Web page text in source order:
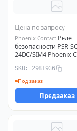
Цена по запросу
Phoenix Contact Реле
безопасности PSR-
24DC/SIM4 Phoenix
SKU: 2981936
Под заказ
Предзаказ